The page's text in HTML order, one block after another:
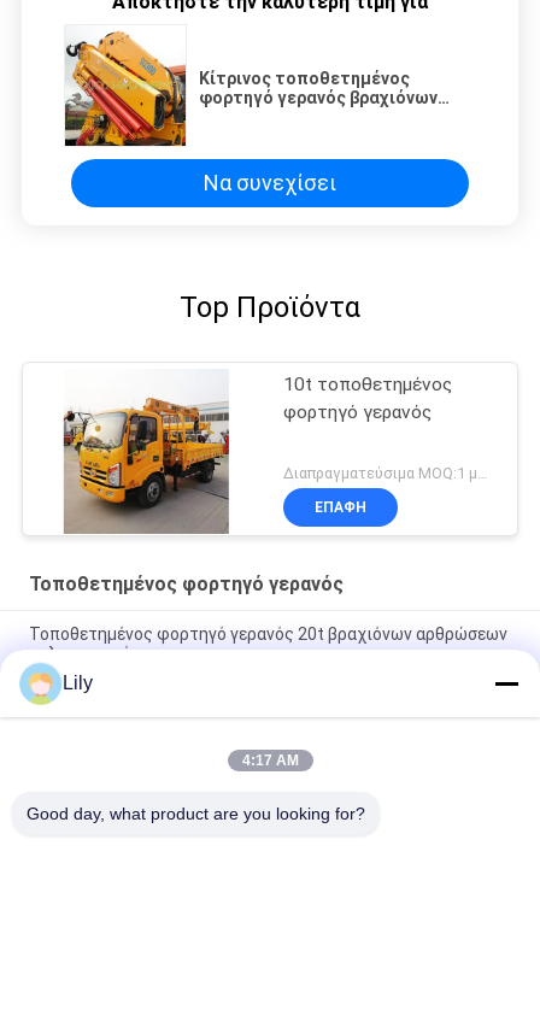
Κίτρινος τοποθετημένος
φορτηγό γερανός βραχιόνων
Να συνεχίσει
Top Προϊόντα
10t τοποθετημένος
φορτηγό γερανός
ΕΠΑΦΉ
Τοποθετημένος φορτηγό γερανός
Τοποθετημένος φορτηγό γερανός 20t βραχιόνων αρθρώσεων
τηλεσκοπικός
Βαρέων καθηκόντων τοποθετημένος φορτηγό τηλεσκοπικός
βραχίονας ικανότητας γερανών 10t μικρός τυποποιημένος
20t άρθρωση και τηλεσκοπικός τοποθετημένος φορτηγό
Lily
4:17 AM
Good day, what product are you looking for?